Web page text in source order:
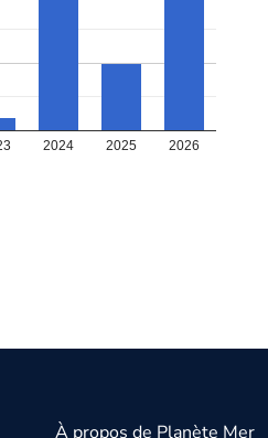
2024 2025 2026
À propos de Planète Mer